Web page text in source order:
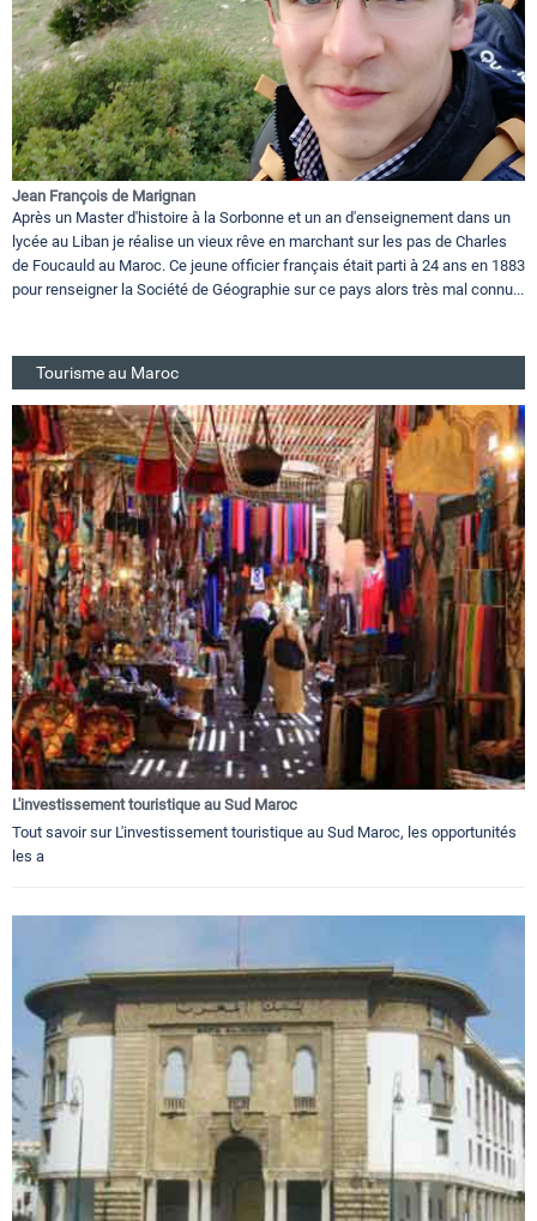
Jean François de Marignan
Après un Master d'histoire à la Sorbonne et un an d'enseignement dans un
lycée au Liban je réalise un vieux rêve en marchant sur les pas de Charles
de Foucauld au Maroc. Ce jeune officier français était parti à 24 ans en 1883
pour renseigner la Société de Géographie sur ce pays alors très mal connu...
Tourisme au Maroc
L'investissement touristique au Sud Maroc
Tout savoir sur L'investissement touristique au Sud Maroc, les opportunités
les a